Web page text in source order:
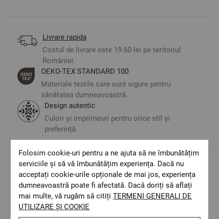
Livrare rapida
Costul de livrare este 19.60 lei pe teritoriul
României.
ОЕКО-ТЕX STANDARD 100
Materiale textile care sunt sigure pentru
sănătatea dumneavoastră.
Design autentic
Culori și imprimeuri pentru orice stil și
preferință.
Optiuni de a combina
Folosim cookie-uri pentru a ne ajuta să ne îmbunătățim
serviciile și să vă îmbunătățim experiența. Dacă nu
acceptați cookie-urile opționale de mai jos, experiența
dumneavoastră poate fi afectată. Dacă doriți să aflați
mai multe, vă rugăm să citițiTERMENI GENERALI DE
UTILIZARE ȘI COOKIE